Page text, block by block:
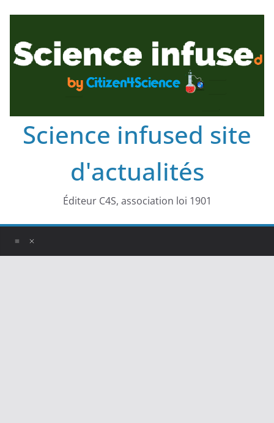
Science infused site
d'actualités
Éditeur C4S, association loi 1901